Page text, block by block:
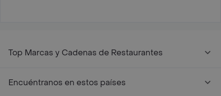
Top Marcas y Cadenas de Restaurantes
Encuéntranos en estos países